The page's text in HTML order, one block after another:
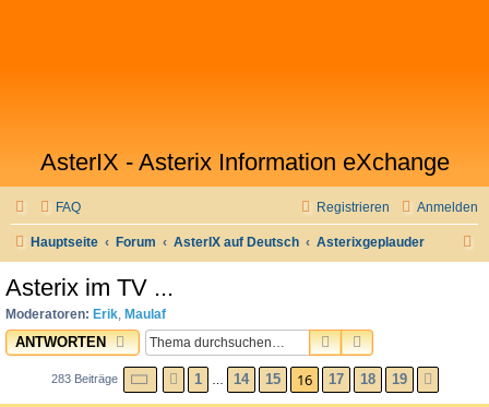
AsterIX - Asterix Information eXchange
FAQ Anmelden
Registrieren
Hauptseite Forum AsterIX auf Deutsch Asterixgeplauder
Asterix im TV ...
Moderatoren: Erik, Maulaf
ANTWORTEN SUCHEERWEITERTE
283 Beiträge SEITE16 VON 19
VORHERIGE
1 … 14 15 16 17 18 19